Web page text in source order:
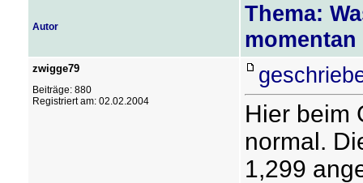
Autor
Thema:
zwigge79
Beiträge: 880
Registriert am: 02.02.2004
Hier beim
normal.
1,299